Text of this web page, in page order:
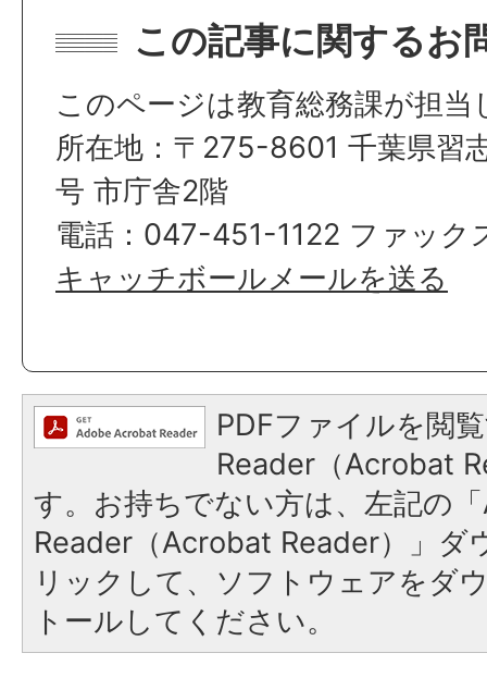
この記事に関するお
このページは教育総務課が担当
所在地：〒275-8601 千葉県習
号 市庁舎2階
電話：047-451-1122 ファッ
キャッチボールメールを送る
PDFファイルを閲
Reader（Acrobat
す。お持ちでない方は、左記の
Reader（Acrobat Reader）」ダ
リックして、ソフトウェアをダ
トールしてください。